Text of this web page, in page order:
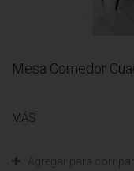
Mesa Comedor
MÁS
Agregar para